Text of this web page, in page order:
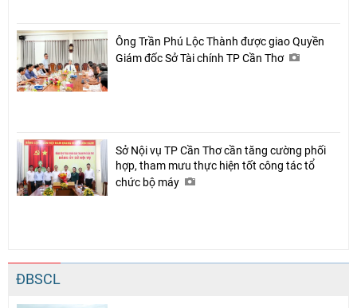
Ông Trần Phú Lộc Thành được giao Quyền
Giám đốc Sở Tài chính TP Cần Thơ
Sở Nội vụ TP Cần Thơ cần tăng cường phối
hợp, tham mưu thực hiện tốt công tác tổ
chức bộ máy
ĐBSCL